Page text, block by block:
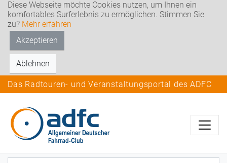
Diese Webseite möchte Cookies nutzen, um Ihnen ein
komfortables Surferlebnis zu ermöglichen. Stimmen Sie
zu? Mehr erfahren
Akzeptieren
Ablehnen
Das Radtouren- und Veranstaltungsportal des ADFC